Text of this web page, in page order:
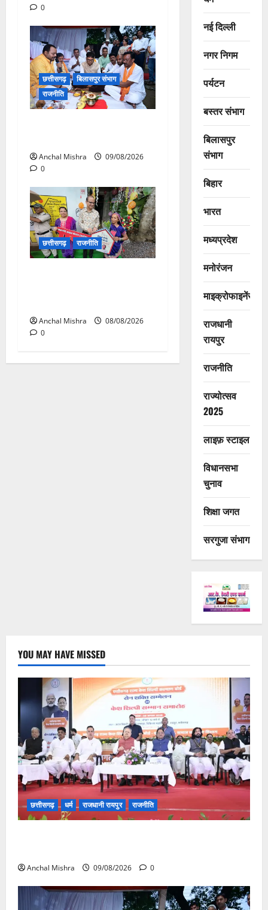
0
छत्तीसगढ़
बिलासपुर संभाग
राजनीति
Anchal Mishra
09/08/2026
0
छत्तीसगढ़ राजनीति
Anchal Mishra
08/08/2026
0
नई दिल्ली
नगर निगम
पर्यटन
बस्तर संभाग
बिलासपुर
संभाग
बिहार
भारत
मध्यप्रदेश
मनोरंजन
माइक्रोफाइनेंस
राजधानी
रायपुर
राजनीति
राज्योत्सव
2025
लाइफ़ स्टाइल
विधानसभा
चुनाव
शिक्षा जगत
सरगुजा संभाग
YOU MAY HAVE MISSED
छत्तीसगढ़ धर्म राजधानी रायपुर राजनीति
Anchal Mishra 09/08/2026 0